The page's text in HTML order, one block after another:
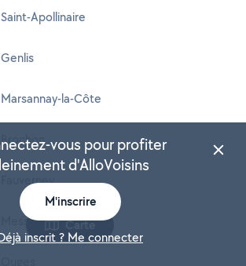
Apollinaire
la-Côte
Brochon
Fauverney
Messigny-et-Vantoux
Carte
vous pour profiter
d'AlloVoisins
M'inscrire
inscrit ? Me connecter